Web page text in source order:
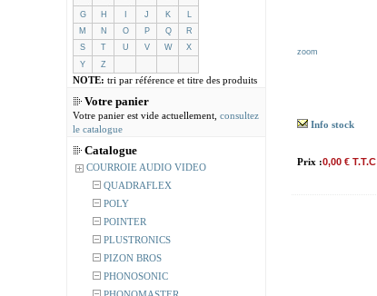
G
H J K
L
M
N O P Q
R
S
T U V W
X
Y
Z
NOTE: tri par référence et titre des produits
Votre panier
Votre panier est vide actuellement, consultez
le catalogue
Catalogue
COURROIE AUDIO VIDEO
QUADRAFLEX
POLY
POINTER
PLUSTRONICS
PIZON BROS
PHONOSONIC
zoom
Info stock
Prix :0,00 € T.T.C